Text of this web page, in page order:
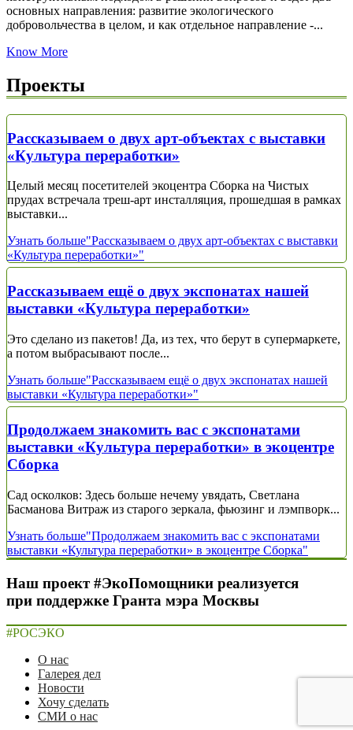
основных направления: развитие экологического
добровольчества в целом, и как отдельное направление -...
Know More
Проекты
Рассказываем о двух арт-объектах с выставки
«Культура переработки»
Целый месяц посетителей экоцентра Сборка на Чистых
прудах встречала треш-арт инсталляция, прошедшая в рамках
выставки...
Узнать больше"Рассказываем о двух арт-объектах с выставки
«Культура переработки»"
Рассказываем ещё о двух экспонатах нашей
выставки «Культура переработки»
Это сделано из пакетов! Да, из тех, что берут в супермаркете,
а потом выбрасывают после...
Узнать больше"Рассказываем ещё о двух экспонатах нашей
выставки «Культура переработки»"
Продолжаем знакомить вас с экспонатами
выставки «Культура переработки» в экоцентре
Сборка
Сад осколков: Здесь больше нечему увядать, Светлана
Басманова Витраж из старого зеркала, фьюзинг и лэмпворк...
Узнать больше"Продолжаем знакомить вас с экспонатами
выставки «Культура переработки» в экоцентре Сборка"
Наш проект #ЭкоПомощники реализуется
при поддержке Гранта мэра Москвы
#РОСЭКО
О нас
Галерея дел
Новости
Хочу сделать
СМИ о нас